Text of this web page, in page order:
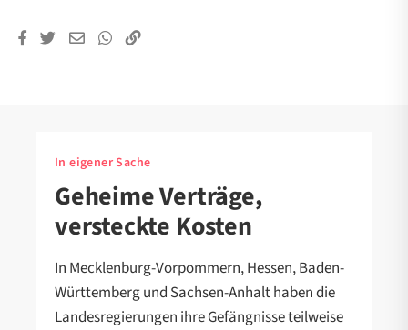
In eigener Sache
Geheime Verträge,
versteckte Kosten
In Mecklenburg-Vorpommern, Hessen, Baden-
Württemberg und Sachsen-Anhalt haben die
Landesregierungen ihre Gefängnisse teilweise